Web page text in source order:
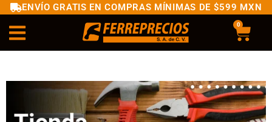
ENVÍO GRATIS EN COMPRAS MÍNIMAS DE $599 MXN
0